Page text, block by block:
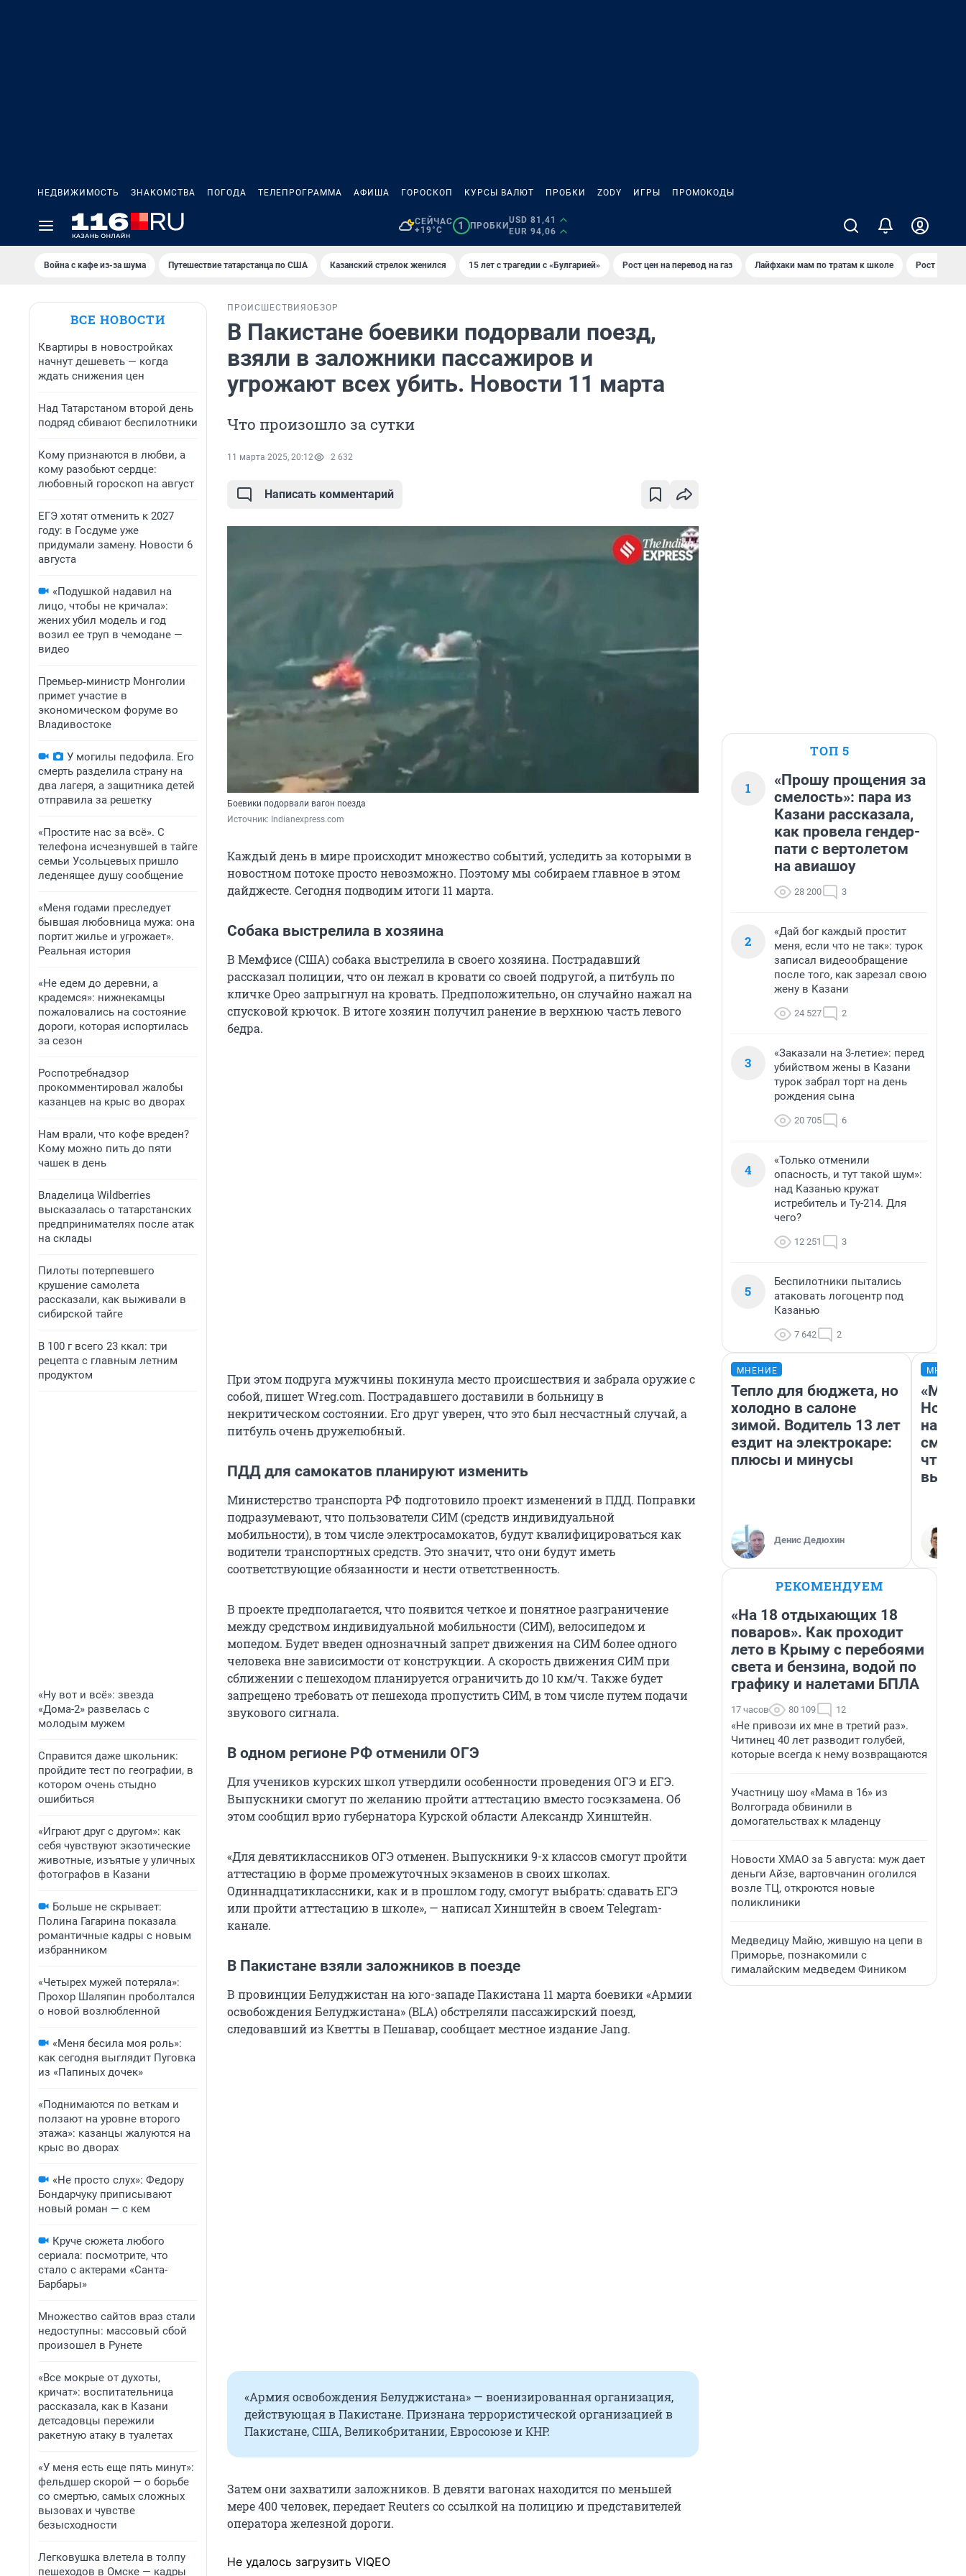
НЕДВИЖИМОСТЬ ЗНАКОМСТВА ПОГОДА ТЕЛЕПРОГРАММА АФИША ГОРОСКОП КУРСЫ ВАЛЮТ ПРОБКИ ZODY ИГРЫ ПРОМОКОДЫ
СЕЙЧАС
+19°C
1 ПРОБКИ
USD 81,41
EUR 94,06
Война с кафе из-за шума Путешествие татарстанца по США Казанский стрелок женился 15 лет с трагедии с «Булгарией» Рост цен на перевод на газ Лайфхаки мам по тратам к школе Рост цен на
ВСЕ НОВОСТИ
Квартиры в новостройках
начнут дешеветь — когда
ждать снижения цен
Над Татарстаном второй день
подряд сбивают беспилотники
Кому признаются в любви, а
кому разобьют сердце:
любовный гороскоп на август
ЕГЭ хотят отменить к 2027
году: в Госдуме уже
придумали замену. Новости 6
августа
«Подушкой надавил на
лицо, чтобы не кричала»:
жених убил модель и год
возил ее труп в чемодане —
видео
Премьер‑министр Монголии
примет участие в
экономическом форуме во
Владивостоке
У могилы педофила. Его
смерть разделила страну на
два лагеря, а защитника детей
отправила за решетку
«Простите нас за всё». С
телефона исчезнувшей в тайге
семьи Усольцевых пришло
леденящее душу сообщение
«Меня годами преследует
бывшая любовница мужа: она
портит жилье и угрожает».
Реальная история
«Не едем до деревни, а
крадемся»: нижнекамцы
пожаловались на состояние
дороги, которая испортилась
за сезон
Роспотребнадзор
прокомментировал жалобы
казанцев на крыс во дворах
Нам врали, что кофе вреден?
Кому можно пить до пяти
чашек в день
Владелица Wildberries
высказалась о татарстанских
предпринимателях после атак
на склады
Пилоты потерпевшего
крушение самолета
рассказали, как выживали в
сибирской тайге
В 100 г всего 23 ккал: три
рецепта с главным летним
продуктом
«Ну вот и всё»: звезда
«Дома-2» развелась с
молодым мужем
Справится даже школьник:
пройдите тест по географии, в
котором очень стыдно
ошибиться
«Играют друг с другом»: как
себя чувствуют экзотические
животные, изъятые у уличных
фотографов в Казани
Больше не скрывает:
Полина Гагарина показала
романтичные кадры с новым
избранником
«Четырех мужей потеряла»:
Прохор Шаляпин проболтался
о новой возлюбленной
«Меня бесила моя роль»:
как сегодня выглядит Пуговка
из «Папиных дочек»
«Поднимаются по веткам и
ползают на уровне второго
этажа»: казанцы жалуются на
крыс во дворах
«Не просто слух»: Федору
Бондарчуку приписывают
новый роман — с кем
Круче сюжета любого
сериала: посмотрите, что
стало с актерами «Санта-
Барбары»
Множество сайтов враз стали
недоступны: массовый сбой
произошел в Рунете
«Все мокрые от духоты,
кричат»: воспитательница
рассказала, как в Казани
детсадовцы пережили
ракетную атаку в туалетах
«У меня есть еще пять минут»:
фельдшер скорой — о борьбе
со смертью, самых сложных
вызовах и чувстве
безысходности
Легковушка влетела в толпу
пешеходов в Омске — кадры
ПРОИСШЕСТВИЯ ОБЗОР
В Пакистане боевики подорвали поезд,
взяли в заложники пассажиров и
угрожают всех убить. Новости 11 марта
Что произошло за сутки
11 марта 2025, 20:12 2 632
Написать комментарий
Боевики подорвали вагон поезда
Источник: Indianexpress.com
Каждый день в мире происходит множество событий, уследить за которыми в
новостном потоке просто невозможно. Поэтому мы собираем главное в этом
дайджесте. Сегодня подводим итоги 11 марта.
Собака выстрелила в хозяина
В Мемфисе (США) собака выстрелила в своего хозяина. Пострадавший
рассказал полиции, что он лежал в кровати со своей подругой, а питбуль по
кличке Орео запрыгнул на кровать. Предположительно, он случайно нажал на
спусковой крючок. В итоге хозяин получил ранение в верхнюю часть левого
бедра.
При этом подруга мужчины покинула место происшествия и забрала оружие с
собой, пишет Wreg.com. Пострадавшего доставили в больницу в
некритическом состоянии. Его друг уверен, что это был несчастный случай, а
питбуль очень дружелюбный.
ПДД для самокатов планируют изменить
Министерство транспорта РФ подготовило проект изменений в ПДД. Поправки
подразумевают, что пользователи СИМ (средств индивидуальной
мобильности), в том числе электросамокатов, будут квалифицироваться как
водители транспортных средств. Это значит, что они будут иметь
соответствующие обязанности и нести ответственность.
В проекте предполагается, что появится четкое и понятное разграничение
между средством индивидуальной мобильности (СИМ), велосипедом и
мопедом. Будет введен однозначный запрет движения на СИМ более одного
человека вне зависимости от конструкции. А скорость движения СИМ при
сближении с пешеходом планируется ограничить до 10 км/ч. Также будет
запрещено требовать от пешехода пропустить СИМ, в том числе путем подачи
звукового сигнала.
В одном регионе РФ отменили ОГЭ
Для учеников курских школ утвердили особенности проведения ОГЭ и ЕГЭ.
Выпускники смогут по желанию пройти аттестацию вместо госэкзамена. Об
этом сообщил врио губернатора Курской области Александр Хинштейн.
«Для девятиклассников ОГЭ отменен. Выпускники 9-х классов смогут пройти
аттестацию в форме промежуточных экзаменов в своих школах.
Одиннадцатиклассники, как и в прошлом году, смогут выбрать: сдавать ЕГЭ
или пройти аттестацию в школе», — написал Хинштейн в своем Telegram-
канале.
В Пакистане взяли заложников в поезде
В провинции Белуджистан на юго-западе Пакистана 11 марта боевики «Армии
освобождения Белуджистана» (BLA) обстреляли пассажирский поезд,
следовавший из Кветты в Пешавар, сообщает местное издание Jang.
«Армия освобождения Белуджистана» — военизированная организация,
действующая в Пакистане. Признана террористической организацией в
Пакистане, США, Великобритании, Евросоюзе и КНР.
Затем они захватили заложников. В девяти вагонах находится по меньшей
мере 400 человек, передает Reuters со ссылкой на полицию и представителей
оператора железной дороги.
Не удалось загрузить VIQEO
ТОП 5
1
«Прошу прощения за
смелость»: пара из
Казани рассказала,
как провела гендер-
пати с вертолетом
на авиашоу
28 200 3
2
«Дай бог каждый простит
меня, если что не так»: турок
записал видеообращение
после того, как зарезал свою
жену в Казани
24 527 2
3
«Заказали на 3-летие»: перед
убийством жены в Казани
турок забрал торт на день
рождения сына
20 705 6
4
«Только отменили
опасность, и тут такой шум»:
над Казанью кружат
истребитель и Ту-214. Для
чего?
12 251 3
5
Беспилотники пытались
атаковать логоцентр под
Казанью
7 642 2
МНЕНИЕ
Тепло для бюджета, но
холодно в салоне
зимой. Водитель 13 лет
ездит на электрокаре:
плюсы и минусы
Денис Дедюхин
«Мы
РЕКОМЕНДУЕМ
«На 18 отдыхающих 18
поваров». Как проходит
лето в Крыму с перебоями
света и бензина, водой по
графику и налетами БПЛА
17 часов 80 109 12
«Не привози их мне в третий раз».
Читинец 40 лет разводит голубей,
которые всегда к нему возвращаются
Участницу шоу «Мама в 16» из
Волгограда обвинили в
домогательствах к младенцу
Новости ХМАО за 5 августа: муж дает
деньги Айзе, вартовчанин оголился
возле ТЦ, откроются новые
поликлиники
Медведицу Майю, жившую на цепи в
Приморье, познакомили с
гималайским медведем Фиником